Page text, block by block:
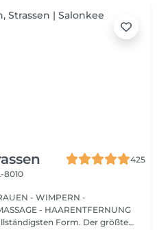
425
8010
- WIMPERN -
- HAARENTFERNUNG
Form. Der größte